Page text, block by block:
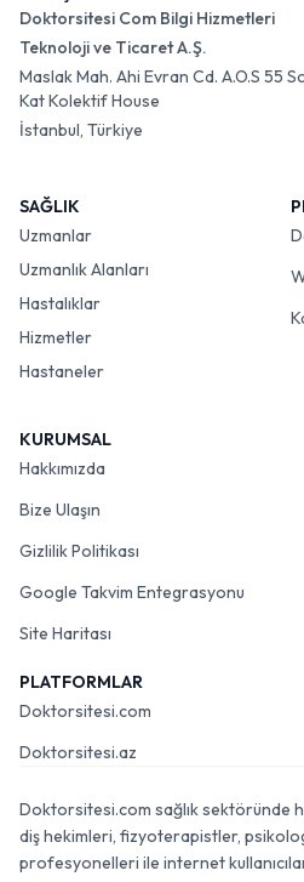
Doktorsitesi Com Bilgi Hizmetleri
Teknoloji ve Ticaret A.Ş.
Maslak Mah. Ahi Evran Cd. A.O.S 55
Kat Kolektif House
İstanbul, Türkiye
SAĞLIK
Uzmanlar
Uzmanlık Alanları
Hastalıklar
Hizmetler
Hastaneler
KURUMSAL
Hakkımızda
Bize Ulaşın
Gizlilik Politikası
Google Takvim Entegrasyonu
Site Haritası
PLATFORMLAR
Doktorsitesi.com
Doktorsitesi.az
Doktorsitesi.com sağlık sektöründe
diş hekimleri, fizyoterapistler,
profesyonelleri ile internet